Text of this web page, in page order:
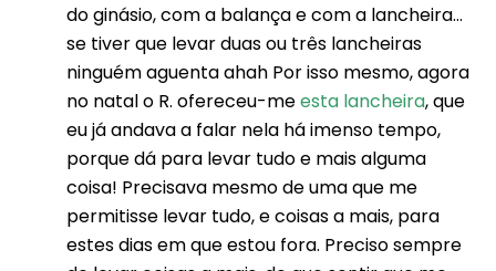
do ginásio, com a balança e com a lancheira…
se tiver que levar duas ou três lancheiras
ninguém aguenta ahah Por isso mesmo, agora
no natal o R. ofereceu-meesta lancheira, que
eu já andava a falar nela há imenso tempo,
porque dá para levar tudo e mais alguma
coisa! Precisava mesmo de uma que me
permitisse levar tudo, e coisas a mais, para
estes dias em que estou fora. Preciso sempre